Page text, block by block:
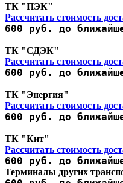
ТК "ПЭК"
Рассчитать стоимость
600 руб. до
ТК "СДЭК"
Рассчитать стоимость
600 руб. до
ТК "Энергия"
Рассчитать стоимость
600 руб. до
ТК "Кит"
Рассчитать стоимость
600 руб. до
Терминалы других